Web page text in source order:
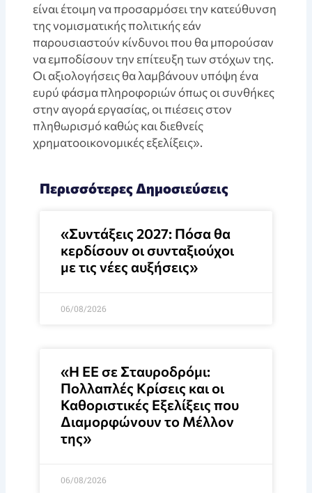
είναι έτοιμη να προσαρμόσει την κατεύθυνση
της νομισματικής πολιτικής εάν
παρουσιαστούν κίνδυνοι που θα μπορούσαν
να εμποδίσουν την επίτευξη των στόχων της.
Οι αξιολογήσεις θα λαμβάνουν υπόψη ένα
ευρύ φάσμα πληροφοριών όπως οι συνθήκες
στην αγορά εργασίας, οι πιέσεις στον
πληθωρισμό καθώς και διεθνείς
χρηματοοικονομικές εξελίξεις».
Περισσότερες Δημοσιεύσεις
«Συντάξεις 2027: Πόσα θα
κερδίσουν οι συνταξιούχοι
με τις νέες αυξήσεις»
06/08/2026
«Η ΕΕ σε Σταυροδρόμι:
Πολλαπλές Κρίσεις και οι
Καθοριστικές Εξελίξεις που
Διαμορφώνουν το Μέλλον
της»
06/08/2026